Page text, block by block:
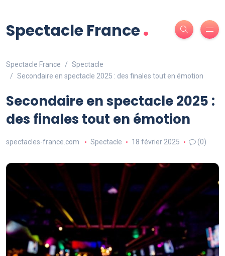
Spectacle France.
Spectacle France
Spectacle
Secondaire en spectacle 2025 : des finales tout en émotion
Secondaire en spectacle 2025 :
des finales tout en émotion
spectacles-france.com Spectacle 18 février 2025 (0)